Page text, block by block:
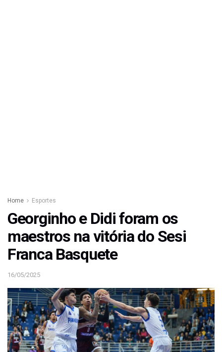
Home Esportes
Georginho e Didi foram os
maestros na vitória do Sesi
Franca Basquete
16/05/2025